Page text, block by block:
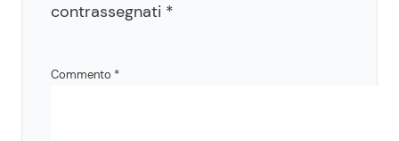
contrassegnati *
Commento *